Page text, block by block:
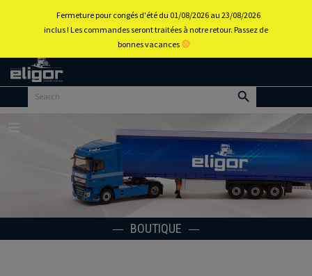
Retour
BOUTIQUE
Fermeture pour congés d'été du 01/08/2026 au 23/08/2026
inclus ! Les commandes seront traitées à notre retour. Passez de
bonnes vacances